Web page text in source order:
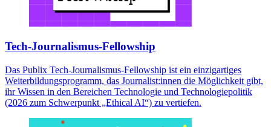
Tech-Journalismus-Fellowship
Das Publix Tech-Journalismus-Fellowship ist ein einzigartiges
Weiterbildungsprogramm, das Journalist:innen die Möglichkeit gibt,
ihr Wissen in den Bereichen Technologie und Technologiepolitik
(2026 zum Schwerpunkt „Ethical AI“) zu vertiefen.